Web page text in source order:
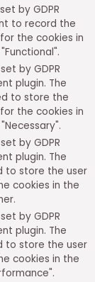
by GDPR
to record the
the cookies in
by GDPR
plugin. The
to store the
the cookies in
by GDPR
plugin. The
to store the user
cookies in the
by GDPR
plugin. The
to store the user
cookies in the